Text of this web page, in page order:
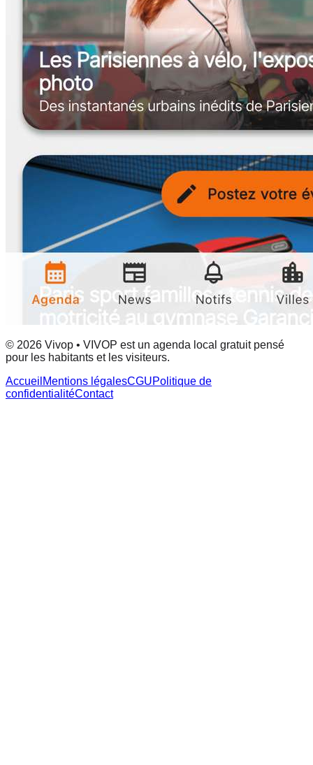
© 2026 Vivop • VIVOP est un agenda local gratuit pensé
pour les habitants et les visiteurs.
Accueil Mentions légalesCGUPolitique de
confidentialitéContact